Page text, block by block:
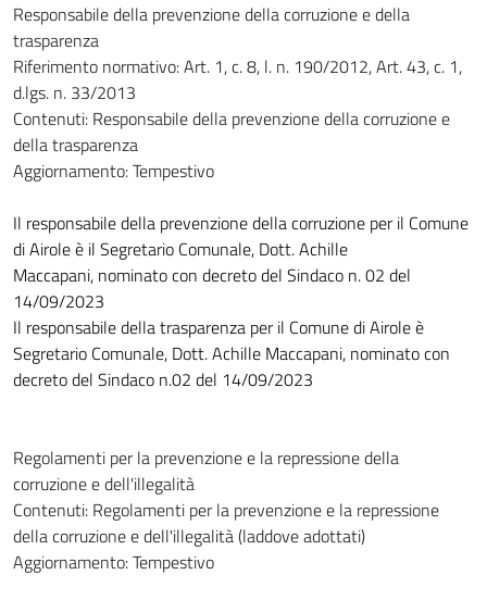
Responsabile della prevenzione della corruzione e della
trasparenza
Riferimento normativo: Art. 1, c. 8, l. n. 190/2012, Art. 43, c. 1,
d.lgs. n. 33/2013
Contenuti: Responsabile della prevenzione della corruzione e
della trasparenza
Aggiornamento: Tempestivo
Il responsabile della prevenzione della corruzione per il Comune
di Airole è il Segretario Comunale, Dott. Achille
Maccapani, nominato con decreto del Sindaco n. 02 del
14/09/2023
Il responsabile della trasparenza per il Comune di Airole è
Segretario Comunale, Dott. Achille Maccapani, nominato con
decreto del Sindaco n.02 del 14/09/2023
Regolamenti per la prevenzione e la repressione della
corruzione e dell'illegalità
Contenuti: Regolamenti per la prevenzione e la repressione
della corruzione e dell'illegalità (laddove adottati)
Aggiornamento: Tempestivo